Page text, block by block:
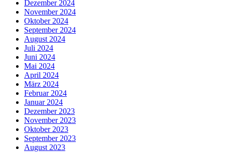
Dezember 2024
November 2024
Oktober 2024
September 2024
August 2024
Juli 2024
Juni 2024
Mai 2024
April 2024
März 2024
Februar 2024
Januar 2024
Dezember 2023
November 2023
Oktober 2023
September 2023
August 2023